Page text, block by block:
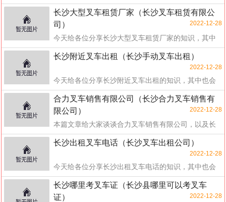
叉车电话对应的知识点，希望对各位有所帮助，...
长沙大型叉车租赁厂家（长沙叉车租赁有限公
司）
2022-12-28
今天给各位分享长沙大型叉车租赁厂家的知识，其中
也会对长沙叉车租赁有限公司进行解释，如果能碰巧
解决...
长沙附近叉车出租（长沙手动叉车出租）
2022-12-28
今天给各位分享长沙附近叉车出租的知识，其中也会
对长沙手动叉车出租进行解释，如果能碰巧解决你现
在...
合力叉车销售有限公司（长沙合力叉车销售有
限公司）
2022-12-28
本篇文章给大家谈谈合力叉车销售有限公司，以及长
沙合力叉车销售有限公司对应的知识点，希望对各位
有所...
长沙出租叉车电话（长沙叉车出租公司）
2022-12-28
今天给各位分享长沙出租叉车电话的知识，其中也会
对长沙叉车出租公司进行解释，如果能碰巧解决你现
在面临...
长沙哪里考叉车证（长沙县哪里可以考叉车
证）
2022-12-28